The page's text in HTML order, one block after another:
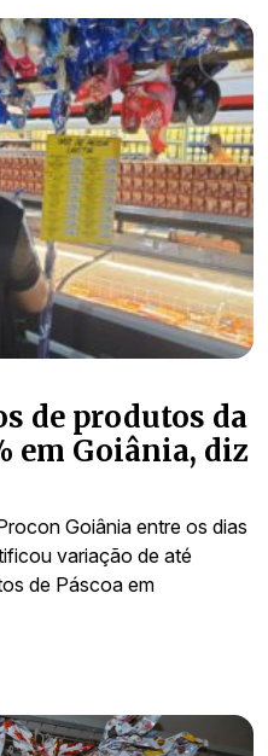
de produtos da
em Goiânia, diz
Goiânia entre os dias
variação de até
de Páscoa em